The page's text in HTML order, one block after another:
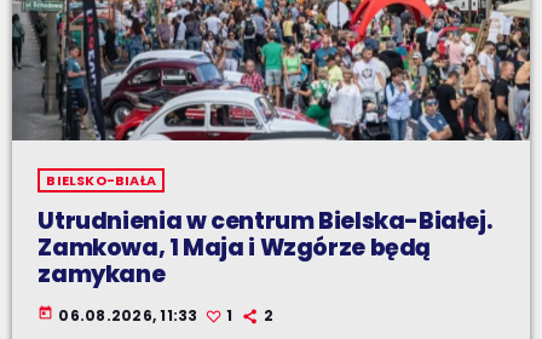
BIELSKO-BIAŁA
Utrudnienia w centrum Bielska-Białej.
Zamkowa, 1 Maja i Wzgórze będą
zamykane
today 06.08.2026, 11:33 1 2